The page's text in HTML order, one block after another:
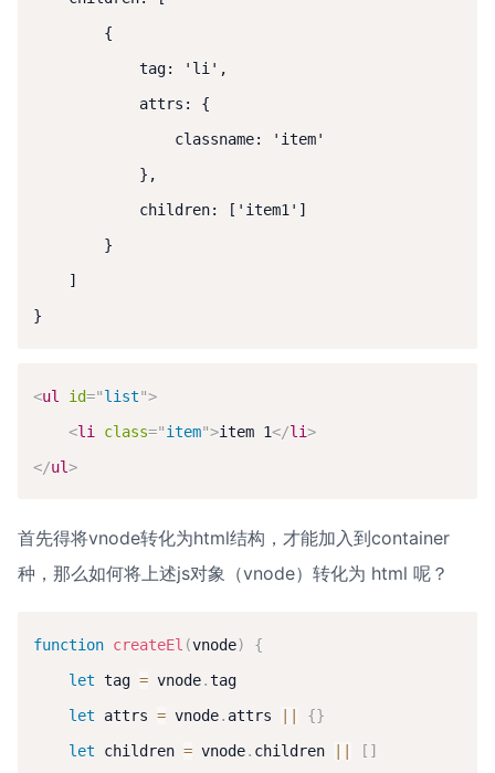
        {
            tag: 'li',
            attrs: {
                classname: 'item'
            },
            children: ['item1']
        }
    ]
}
<ul id="list">
<li class="item">item 1</li>
</ul>
首先得将vnode转化为html结构，才能加入到container
种，那么如何将上述js对象（vnode）转化为 html 呢？
function createEl (vnode)
{
let tag = vnode.tag
let attrs = vnode. attrs || {}
let children = vnode. children || [ ]